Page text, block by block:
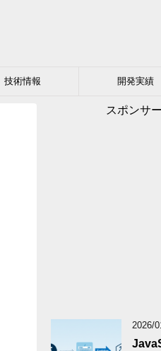
技術情報 開発実績
スポンサ
2026/